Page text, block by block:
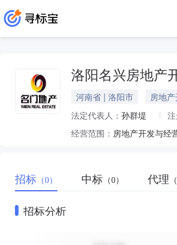
洛阳名兴房地产
河南省 | 洛阳市 房地
法定代表人： 孙群堤
经营范围： 房地产开发与经
招标 （0） 中标 （0） 代理
招标分析